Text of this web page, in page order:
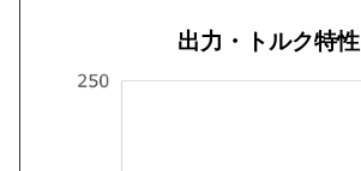
出力・トルク特性